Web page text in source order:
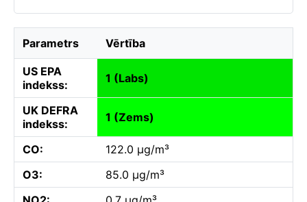
Parametrs Vērtība
US EPA
indekss:
1 (Labs)
UK DEFRA
indekss:
1 (Zems)
CO:
122.0 µg/m³
O3:
85.0 µg/m³